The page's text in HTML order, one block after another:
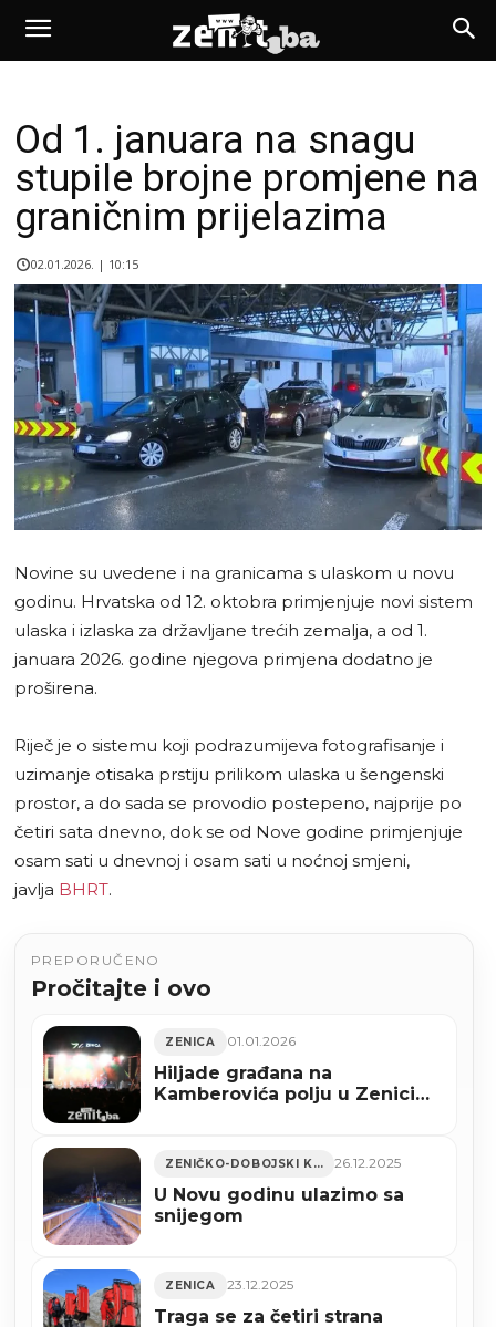
Od 1. januara na snagu
stupile brojne promjene na
graničnim prijelazima
02.01.2026. | 10:15
Novine su uvedene i na granicama s ulaskom u novu
godinu. Hrvatska od 12. oktobra primjenjuje novi sistem
ulaska i izlaska za državljane trećih zemalja, a od 1.
januara 2026. godine njegova primjena dodatno je
proširena.
Riječ je o sistemu koji podrazumijeva fotografisanje i
uzimanje otisaka prstiju prilikom ulaska u šengenski
prostor, a do sada se provodio postepeno, najprije po
četiri sata dnevno, dok se od Nove godine primjenjuje
osam sati u dnevnoj i osam sati u noćnoj smjeni,
javlja BHRT.
PREPORUČENO
Pročitajte i ovo
ZENICA 01.01.2026
Hiljade građana na
Kamberovića polju u Zenici
ZENIČKO-DOBOJSKI KANTON 26.12.2025
U Novu godinu ulazimo sa
snijegom
ZENICA 23.12.2025
Traga se za četiri strana